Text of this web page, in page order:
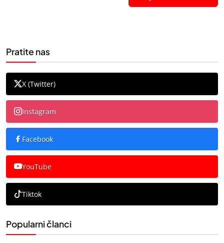
Pratite nas
X (Twitter)
Instagram
Facebook
YouTube
Tiktok
Popularni članci